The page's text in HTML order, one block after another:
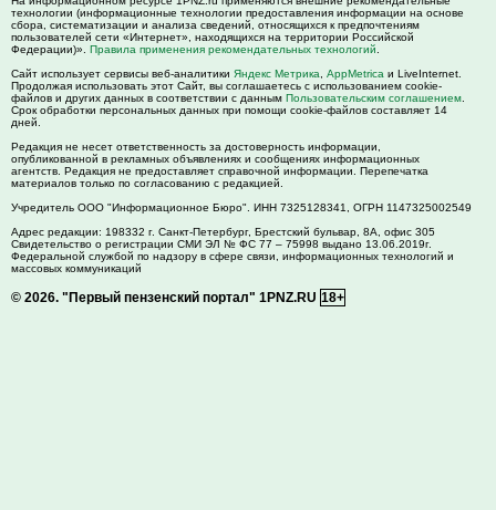
технологии (информационные технологии предоставления информации на основе
сбора, систематизации и анализа сведений, относящихся к предпочтениям
пользователей сети «Интернет», находящихся на территории Российской
Федерации)». Правила применения рекомендательных технологий
Сайт использует сервисы веб-аналитики Яндекс Метрика AppMetrica и LiveInternet.
Продолжая использовать этот Сайт, вы соглашаетесь с использованием cookie-
файлов и других данных в соответствии с данным Пользовательским соглашением
Срок обработки персональных данных при помощи cookie-файлов составляет 14
дней.
Редакция не несет ответственность за достоверность информации,
опубликованной в рекламных объявлениях и сообщениях информационных
агентств. Редакция не предоставляет справочной информации. Перепечатка
материалов только по согласованию с редакцией.
Учредитель ООО "Информационное Бюро". ИНН 7325128341, ОГРН 1147325002549
Адрес редакции: 198332 г. Санкт-Петербург, Брестский бульвар, 8А, офис 305
Свидетельство о регистрации СМИ ЭЛ № ФС 77 – 75998 выдано 13.06.2019г.
Федеральной службой по надзору в сфере связи, информационных технологий и
массовых коммуникаций
© 2026. "Первый пензенский портал" 1PNZ.RU 18+